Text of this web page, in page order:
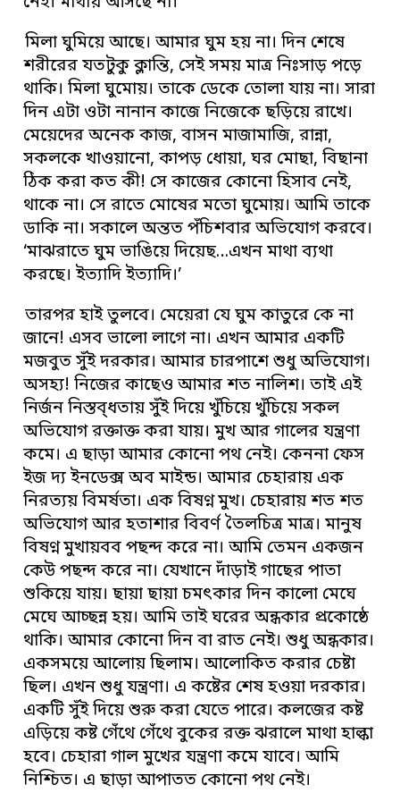
মিলা ঘুমিয়ে আছে। আমার ঘুম হয় না। দিন শেষে
শরীরের যতটুকু ক্লান্তি, সেই সময় মাত্র নিঃসাড় পড়ে
থাকি। মিলা ঘুমোয়। তাকে ডেকে তোলা যায় না। সারা
দিন এটা ওটা নানান কাজে নিজেকে ছড়িয়ে রাখে।
মেয়েদের অনেক কাজ, বাসন মাজামাজি, রান্না,
সকলকে খাওয়ানো, কাপড় ধোয়া, ঘর মোছা, বিছানা
ঠিক করা কত কী! সে কাজের কোনো হিসাব নেই,
থাকে না। সে রাতে মোষের মতো ঘুমোয়। আমি তাকে
ডাকি না। সকালে অন্তত পঁচিশবার অভিযোগ করবে।
‘মাঝরাতে ঘুম ভাঙিয়ে দিয়েছ…এখন মাথা ব্যথা
করছে। ইত্যাদি ইত্যাদি।’
তারপর হাই তুলবে। মেয়েরা যে ঘুম কাতুরে কে না
জানে! এসব ভালো লাগে না। এখন আমার একটি
মজবুত সুঁই দরকার। আমার চারপাশে শুধু অভিযোগ।
অসহ্য! নিজের কাছেও আমার শত নালিশ। তাই এই
নির্জন নিস্তব্ধতায় সুঁই দিয়ে খুঁচিয়ে খুঁচিয়ে সকল
অভিযোগ রক্তাক্ত করা যায়। মুখ আর গালের যন্ত্রণা
কমে। এ ছাড়া আমার কোনো পথ নেই। কেননা ফেস
ইজ দ্য ইনডেক্স অব মাইন্ড। আমার চেহারায় এক
নিরত্যয় বিমর্ষতা। এক বিষণ্ন মুখ। চেহারায় শত শত
অভিযোগ আর হতাশার বিবর্ণ তৈলচিত্র মাত্র। মানুষ
বিষণ্ন মুখায়বব পছন্দ করে না। আমি তেমন একজন
কেউ পছন্দ করে না। যেখানে দাঁড়াই গাছের পাতা
শুকিয়ে যায়। ছায়া ছায়া চমৎকার দিন কালো মেঘে
মেঘে আচ্ছন্ন হয়। আমি তাই ঘরের অন্ধকার প্রকোষ্ঠে
থাকি। আমার কোনো দিন বা রাত নেই। শুধু অন্ধকার।
একসময়ে আলোয় ছিলাম। আলোকিত করার চেষ্টা
ছিল। এখন শুধু যন্ত্রণা। এ কষ্টের শেষ হওয়া দরকার।
একটি সুঁই দিয়ে শুরু করা যেতে পারে। কলজের কষ্ট
এড়িয়ে কষ্ট গেঁথে গেঁথে বুকের রক্ত ঝরালে মাথা হাল্কা
হবে। চেহারা গাল মুখের যন্ত্রণা কমে যাবে। আমি
নিশ্চিত। এ ছাড়া আপাতত কোনো পথ নেই।